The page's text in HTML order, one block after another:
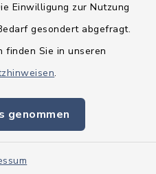
Einwilligung zur Nutzung
gesondert abgefragt.
finden Sie in unseren
.
genommen